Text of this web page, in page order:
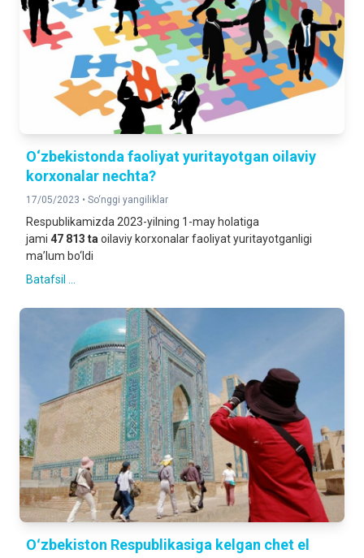
O‘zbekistonda faoliyat yuritayotgan oilaviy
korxonalar nechta?
17/05/2023 • So‘nggi yangiliklar
Respublikamizda 2023-yilning 1-may holatiga
jami 47 813 ta oilaviy korxonalar faoliyat yuritayotganligi
ma’lum bo‘ldi
Batafsil ...
Oʻzbekiston Respublikasiga kelgan chet el